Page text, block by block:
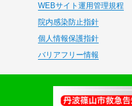
WEBサイト運用管理規程
院内感染防止指針
個人情報保護指針
バリアフリー情報